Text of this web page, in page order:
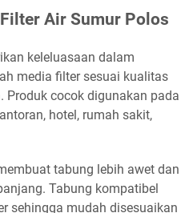
Air Sumur Polos
keleluasaan dalam
media filter sesuai kualitas
Produk cocok digunakan pada
hotel, rumah sakit,
tabung lebih awet dan
Tabung kompatibel
sehingga mudah disesuaikan